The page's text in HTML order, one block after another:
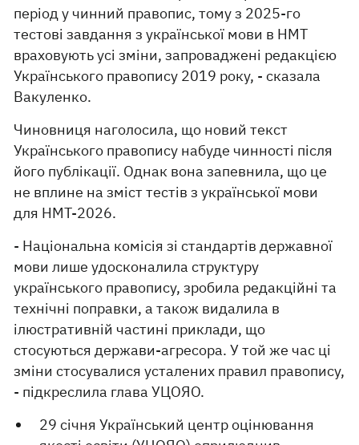
період у чинний правопис, тому з 2025-го
тестові завдання з української мови в НМТ
враховують усі зміни, запроваджені редакцією
Українського правопису 2019 року, - сказала
Вакуленко.
Чиновниця наголосила, що новий текст
Українського правопису набуде чинності після
його публікації. Однак вона запевнила, що це
не вплине на зміст тестів з української мови
для НМТ-2026.
- Національна комісія зі стандартів державної
мови лише удосконалила структуру
українського правопису, зробила редакційні та
технічні поправки, а також видалила в
ілюстративній частині приклади, що
стосуються держави-агресора. У той же час ці
зміни стосувалися усталених правил правопису,
- підкреслила глава УЦОЯО.
29 січня Український центр оцінювання